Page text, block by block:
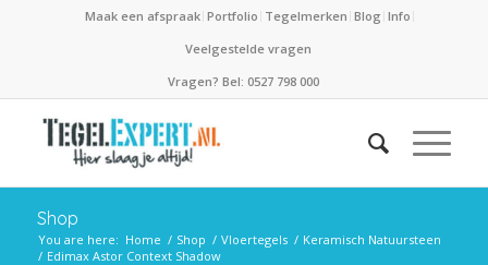
Maak een afspraak Portfolio Tegelmerken Blog Info
Veelgestelde vragen
Vragen? Bel: 0527 798 000
Shop
You are here: Home / Shop / Vloertegels / Keramisch Natuursteen
/ Edimax Astor Context Shadow